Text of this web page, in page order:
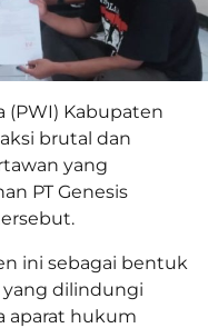
(PWI) Kabupaten
brutal dan
yang
PT Genesis
ini sebagai bentuk
dilindungi
aparat hukum